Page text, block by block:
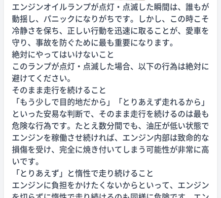
エンジンオイルランプが点灯・点滅した瞬間は、誰もが
動揺し、パニックになりがちです。しかし、この時こそ
冷静さを保ち、正しい行動を迅速に取ることが、愛車を
守り、事故を防ぐために最も重要になります。
絶対にやってはいけないこと
このランプが点灯・点滅した場合、以下の行為は絶対に
避けてください。
そのまま走行を続けること
「もう少しで目的地だから」「とりあえず走れるから」
といった安易な判断で、そのまま走行を続けるのは最も
危険な行為です。たとえ数分間でも、油圧が低い状態で
エンジンを稼働させ続ければ、エンジン内部は致命的な
損傷を受け、完全に焼き付いてしまう可能性が非常に高
いです。
「とりあえず」と惰性で走り続けること
エンジンに負担をかけたくないからといって、エンジン